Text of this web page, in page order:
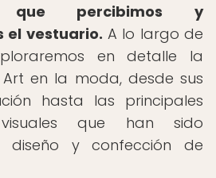
percibimos y
el vestuario. A lo largo de
en detalle la
en la moda, desde sus
hasta las principales
visuales que han sido
y confección de